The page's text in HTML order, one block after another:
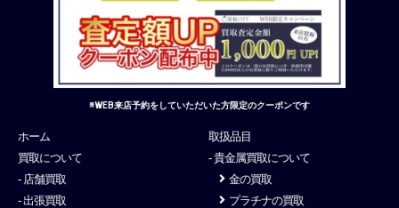
※WEB来店予約をしていただいた方限定のクーポンです
ホーム
買取について
- 店舗買取
- 出張買取
取扱品目
- 貴金属買取について
金の買取
プラチナの買取